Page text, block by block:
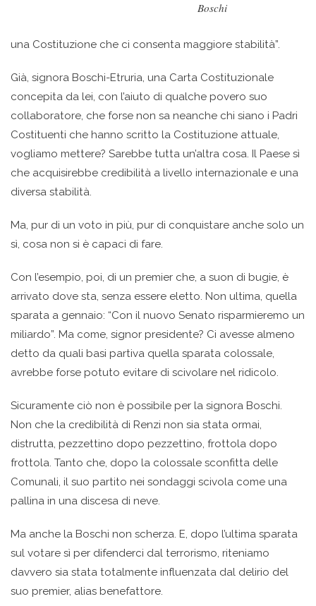
Boschi
una Costituzione che ci consenta maggiore stabilità”.
Già, signora Boschi-Etruria, una Carta Costituzionale
concepita da lei, con l’aiuto di qualche povero suo
collaboratore, che forse non sa neanche chi siano i Padri
Costituenti che hanno scritto la Costituzione attuale,
vogliamo mettere? Sarebbe tutta un’altra cosa. Il Paese sì
che acquisirebbe credibilità a livello internazionale e una
diversa stabilità.
Ma, pur di un voto in più, pur di conquistare anche solo un
sì, cosa non si è capaci di fare.
Con l’esempio, poi, di un premier che, a suon di bugie, è
arrivato dove sta, senza essere eletto. Non ultima, quella
sparata a gennaio: “Con il nuovo Senato risparmieremo un
miliardo”. Ma come, signor presidente? Ci avesse almeno
detto da quali basi partiva quella sparata colossale,
avrebbe forse potuto evitare di scivolare nel ridicolo.
Sicuramente ciò non è possibile per la signora Boschi.
Non che la credibilità di Renzi non sia stata ormai,
distrutta, pezzettino dopo pezzettino, frottola dopo
frottola. Tanto che, dopo la colossale sconfitta delle
Comunali, il suo partito nei sondaggi scivola come una
pallina in una discesa di neve.
Ma anche la Boschi non scherza. E, dopo l’ultima sparata
sul votare sì per difenderci dal terrorismo, riteniamo
davvero sia stata totalmente influenzata dal delirio del
suo premier, alias benefattore.